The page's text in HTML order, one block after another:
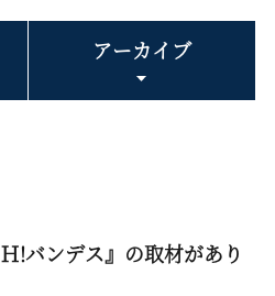
アーカイブ
!バンデス』の取材があり